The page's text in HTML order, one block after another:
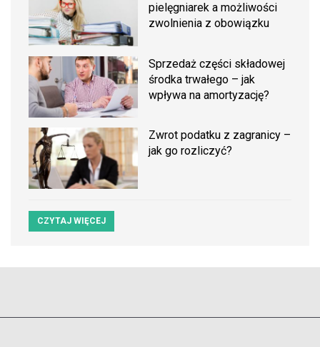
pielęgniarek a możliwości
zwolnienia z obowiązku
Sprzedaż części składowej
środka trwałego – jak
wpływa na amortyzację?
Zwrot podatku z zagranicy –
jak go rozliczyć?
CZYTAJ WIĘCEJ